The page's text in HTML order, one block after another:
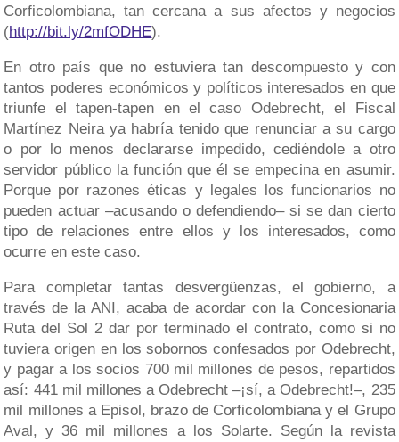
Corficolombiana, tan cercana a sus afectos y negocios
(http://bit.ly/2mfODHE).
En otro país que no estuviera tan descompuesto y con
tantos poderes económicos y políticos interesados en que
triunfe el tapen-tapen en el caso Odebrecht, el Fiscal
Martínez Neira ya habría tenido que renunciar a su cargo
o por lo menos declararse impedido, cediéndole a otro
servidor público la función que él se empecina en asumir.
Porque por razones éticas y legales los funcionarios no
pueden actuar –acusando o defendiendo– si se dan cierto
tipo de relaciones entre ellos y los interesados, como
ocurre en este caso.
Para completar tantas desvergüenzas, el gobierno, a
través de la ANI, acaba de acordar con la Concesionaria
Ruta del Sol 2 dar por terminado el contrato, como si no
tuviera origen en los sobornos confesados por Odebrecht,
y pagar a los socios 700 mil millones de pesos, repartidos
así: 441 mil millones a Odebrecht –¡sí, a Odebrecht!–, 235
mil millones a Episol, brazo de Corficolombiana y el Grupo
Aval, y 36 mil millones a los Solarte. Según la revista